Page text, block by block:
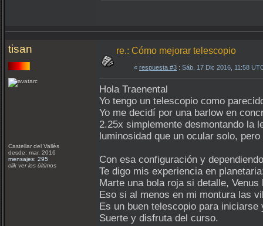
tisan
Castellar del Vallès
desde: mar, 2016
mensajes: 295
clik ver los últimos
re.: Cómo mejorar telescopio
« respuesta #3 : Sáb, 17 Dic 2016, 11:58
Hola Traenental
Yo tengo un telescopio como
Yo me decidí por una barlow en
2.25x simplemente desmontando la
luminosidad que un ocular solo,
Con esa configuración y
Te digo mis experiencia en
Marte una bola roja si detalle,
Eso si al menos en mi montura las
Es un buen telescopio para
Suerte y disfruta del curso.